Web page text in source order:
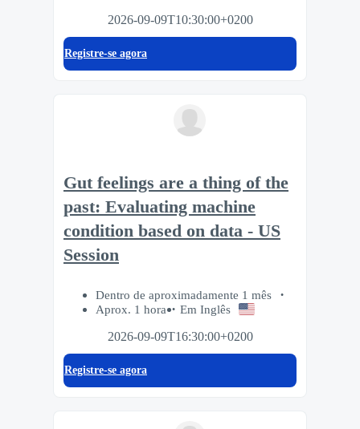
2026-09-09T10:30:00+0200
Registre-se agora
Gut feelings are a thing of the
past: Evaluating machine
condition based on data - US
Session
Dentro de aproximadamente 1 mês
Aprox. 1 hora
Em Inglês
2026-09-09T16:30:00+0200
Registre-se agora